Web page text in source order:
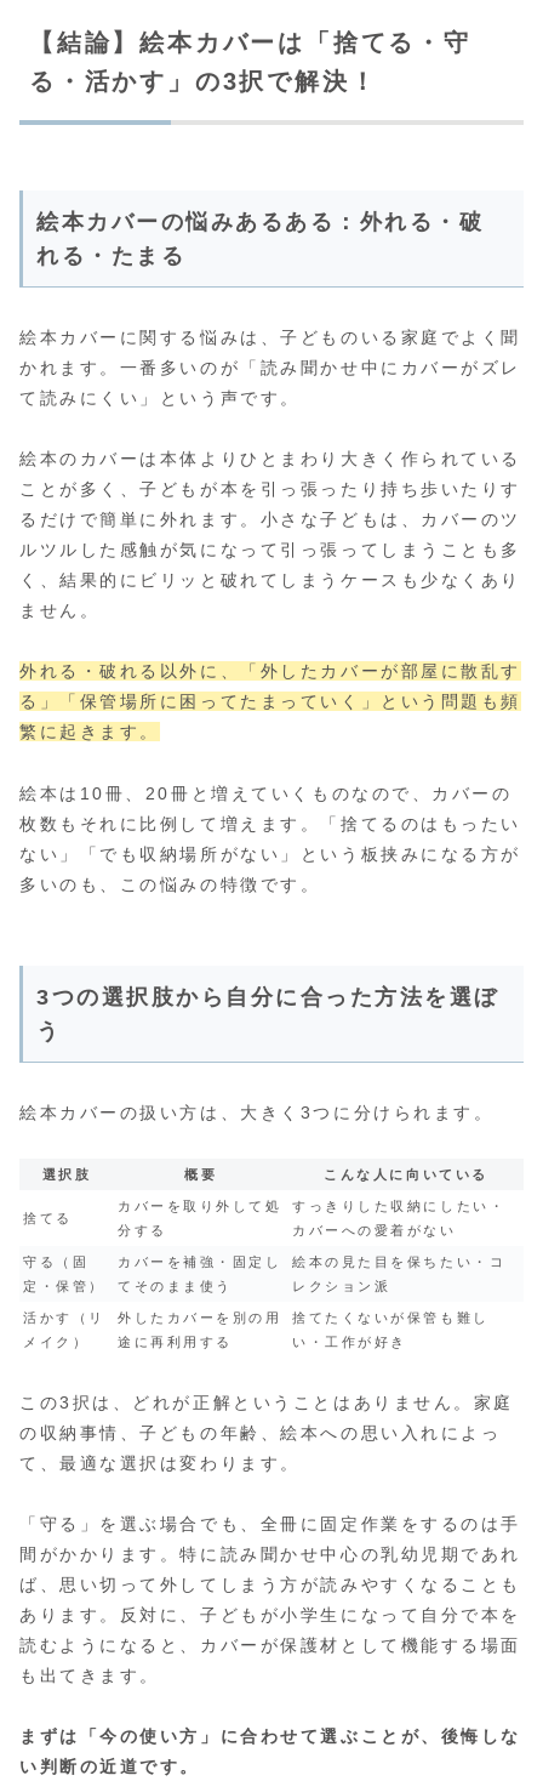
【結論】絵本カバーは「捨てる・守
る・活かす」の3択で解決！
絵本カバーの悩みあるある：外れる・破
れる・たまる
絵本カバーに関する悩みは、子どものいる家庭でよく聞
かれます。一番多いのが「読み聞かせ中にカバーがズレ
て読みにくい」という声です。
絵本のカバーは本体よりひとまわり大きく作られている
ことが多く、子どもが本を引っ張ったり持ち歩いたりす
るだけで簡単に外れます。小さな子どもは、カバーのツ
ルツルした感触が気になって引っ張ってしまうことも多
く、結果的にビリッと破れてしまうケースも少なくあり
ません。
外れる・破れる以外に、「外したカバーが部屋に散乱す
る」「保管場所に困ってたまっていく」という問題も頻
繁に起きます。
絵本は10冊、20冊と増えていくものなので、カバーの
枚数もそれに比例して増えます。「捨てるのはもったい
ない」「でも収納場所がない」という板挟みになる方が
多いのも、この悩みの特徴です。
3つの選択肢から自分に合った方法を選ぼ
う
絵本カバーの扱い方は、大きく3つに分けられます。
選択肢 概要 こんな人に向いている
捨てる
カバーを取り外して処
分する
すっきりした収納にしたい・
カバーへの愛着がない
守る（固
定・保管）
カバーを補強・固定し
てそのまま使う
絵本の見た目を保ちたい・コ
レクション派
活かす（リ
メイク）
外したカバーを別の用
途に再利用する
捨てたくないが保管も難し
い・工作が好き
この3択は、どれが正解ということはありません。家庭
の収納事情、子どもの年齢、絵本への思い入れによっ
て、最適な選択は変わります。
「守る」を選ぶ場合でも、全冊に固定作業をするのは手
間がかかります。特に読み聞かせ中心の乳幼児期であれ
ば、思い切って外してしまう方が読みやすくなることも
あります。反対に、子どもが小学生になって自分で本を
読むようになると、カバーが保護材として機能する場面
も出てきます。
まずは「今の使い方」に合わせて選ぶことが、後悔しな
い判断の近道です。